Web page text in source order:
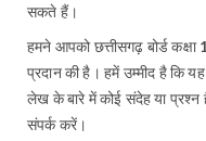
सकते हैं।
हमने आपको छत्तीसगढ़ बोर्ड
प्रदान की है। हमें उम्मीद है कि
लेख के बारे में कोई संदेह या
संपर्क करें।